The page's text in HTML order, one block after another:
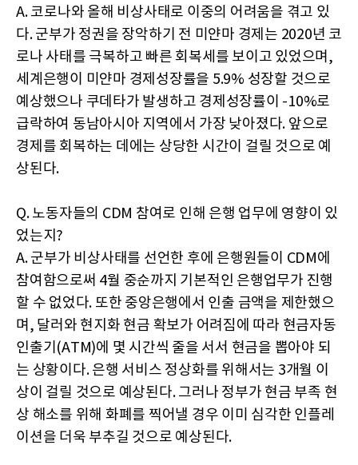
A. 코로나와 올해 비상사태로 이중의 어려움을 겪고 있
다. 군부가 정권을 장악하기 전 미얀마 경제는 2020년 코
로나 사태를 극복하고 빠른 회복세를 보이고 있었으며,
세계은행이 미얀마 경제성장률을 5.9% 성장할 것으로
예상했으나 쿠데타가 발생하고 경제성장률이 -10%로
급락하여 동남아시아 지역에서 가장 낮아졌다. 앞으로
경제를 회복하는 데에는 상당한 시간이 걸릴 것으로 예
상된다.
Q. 노동자들의 CDM 참여로 인해 은행 업무에 영향이 있
었는지?
A. 군부가 비상사태를 선언한 후에 은행원들이 CDM에
참여함으로써 4월 중순까지 기본적인 은행업무가 진행
할 수 없었다. 또한 중앙은행에서 인출 금액을 제한했으
며, 달러와 현지화 현금 확보가 어려짐에 따라 현금자동
인출기(ATM)에 몇 시간씩 줄을 서서 현금을 뽑아야 되
는 상황이다. 은행 서비스 정상화를 위해서는 3개월 이
상이 걸릴 것으로 예상된다. 그러나 정부가 현금 부족 현
상 해소를 위해 화폐를 찍어낼 경우 이미 심각한 인플레
이션을 더욱 부추길 것으로 예상된다.